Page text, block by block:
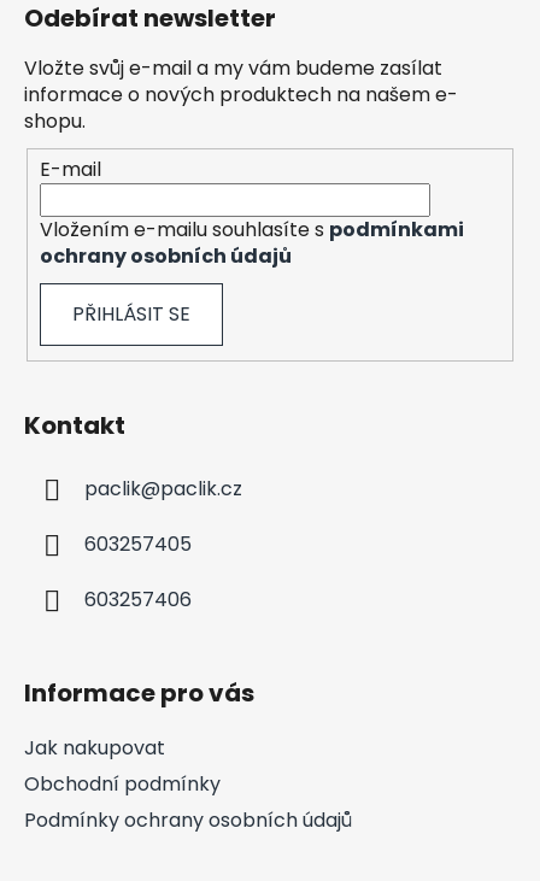
Odebírat newsletter
Vložte svůj e-mail a my vám budeme zasílat
informace o nových produktech na našem e-
shopu.
E-mail
Vložením e-mailu souhlasíte s podmínkami
ochrany osobních údajů
PŘIHLÁSIT SE
Kontakt
paclik@paclik.cz
603257405
603257406
Informace pro vás
Jak nakupovat
Obchodní podmínky
Podmínky ochrany osobních údajů